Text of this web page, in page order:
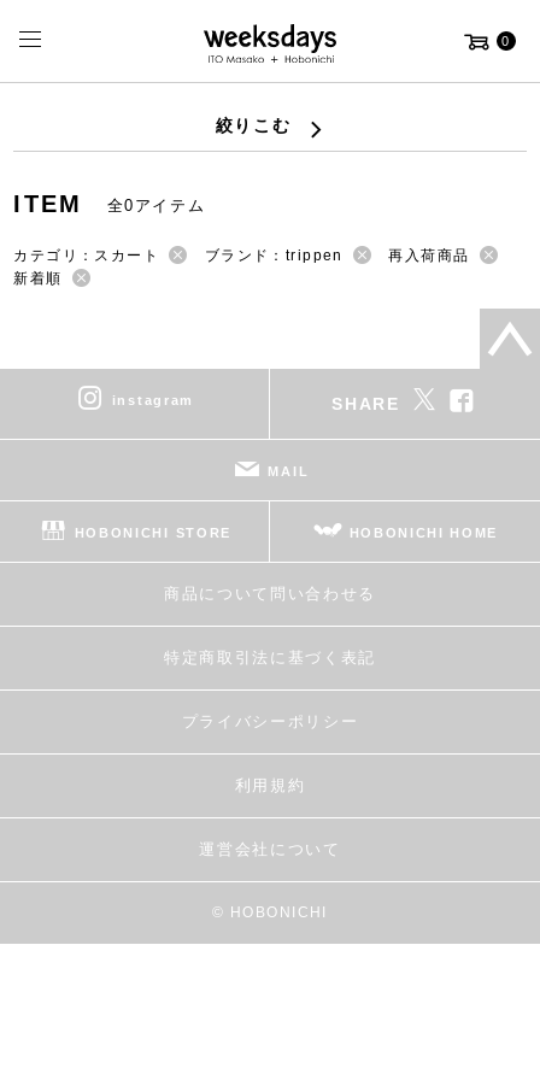
0
絞りこむ
ITEM 全0アイテム
カテゴリ：スカート ブランド：trippen
再入荷商品
新着順
instagram SHARE
MAIL
HOBONICHI STORE HOBONICHI HOME
商品について問い合わせる
特定商取引法に基づく表記
プライバシーポリシー
利用規約
運営会社について
© HOBONICHI